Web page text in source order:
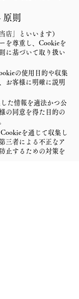
原則
店」といいます）
を尊重し、Cookieを
に基づいて取り扱い
の使用目的や収集
お客様に明確に説明
た情報を適法かつ公
の同意を得た目的の
を通じて収集し
三者による不正なア
止するための対策を